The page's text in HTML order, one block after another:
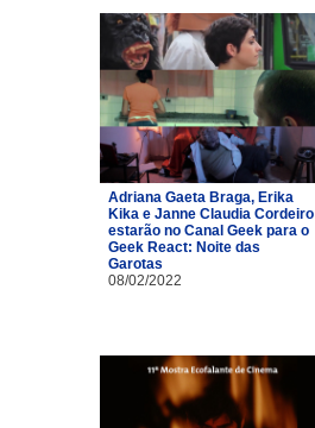
Adriana Gaeta Braga, Erika
Kika e Janne Claudia Cordeiro
estarão no Canal Geek para o
Geek React: Noite das
Garotas
08/02/2022